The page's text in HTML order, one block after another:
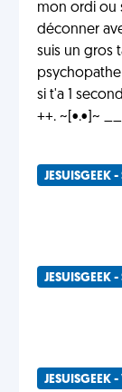
mon ordi ou
déconner
suis un gros
si t'a 1
++. ~[•.•]~
JESUISGEEK
JESUISGEEK
JESUISGEEK